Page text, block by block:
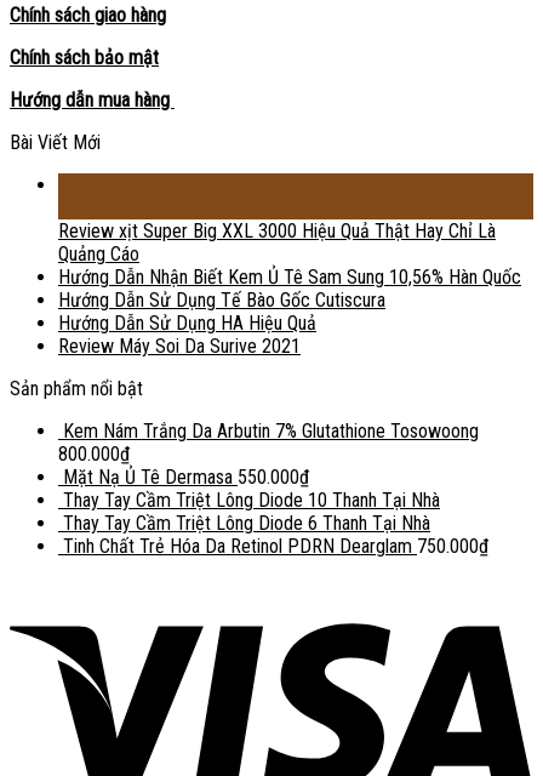
Chính sách giao hàng
Chính sách bảo mật
Hướng dẫn mua hàng
Bài Viết Mới
Review xịt Super Big XXL 3000 Hiệu Quả Thật Hay Chỉ Là
Quảng Cáo
Hướng Dẫn Nhận Biết Kem Ủ Tê Sam Sung 10,56% Hàn Quốc
Hướng Dẫn Sử Dụng Tế Bào Gốc Cutiscura
Hướng Dẫn Sử Dụng HA Hiệu Quả
Review Máy Soi Da Surive 2021
Sản phẩm nổi bật
Kem Nám Trắng Da Arbutin 7% Glutathione Tosowoong
800.000₫
Mặt Nạ Ủ Tê Dermasa 550.000₫
Thay Tay Cầm Triệt Lông Diode 10 Thanh Tại Nhà
Thay Tay Cầm Triệt Lông Diode 6 Thanh Tại Nhà
Tinh Chất Trẻ Hóa Da Retinol PDRN Dearglam 750.000₫